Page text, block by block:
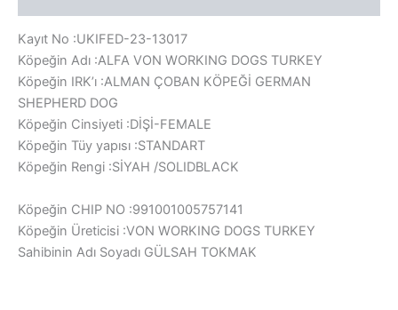
Kayıt No :UKIFED-23-13017
Köpeğin Adı :ALFA VON WORKING DOGS TURKEY
Köpeğin IRK’ı :ALMAN ÇOBAN KÖPEĞİ GERMAN
SHEPHERD DOG
Köpeğin Cinsiyeti :DİŞİ-FEMALE
Köpeğin Tüy yapısı :STANDART
Köpeğin Rengi :SİYAH /SOLIDBLACK
Köpeğin CHIP NO :991001005757141
Köpeğin Üreticisi :VON WORKING DOGS TURKEY
Sahibinin Adı Soyadı GÜLSAH TOKMAK